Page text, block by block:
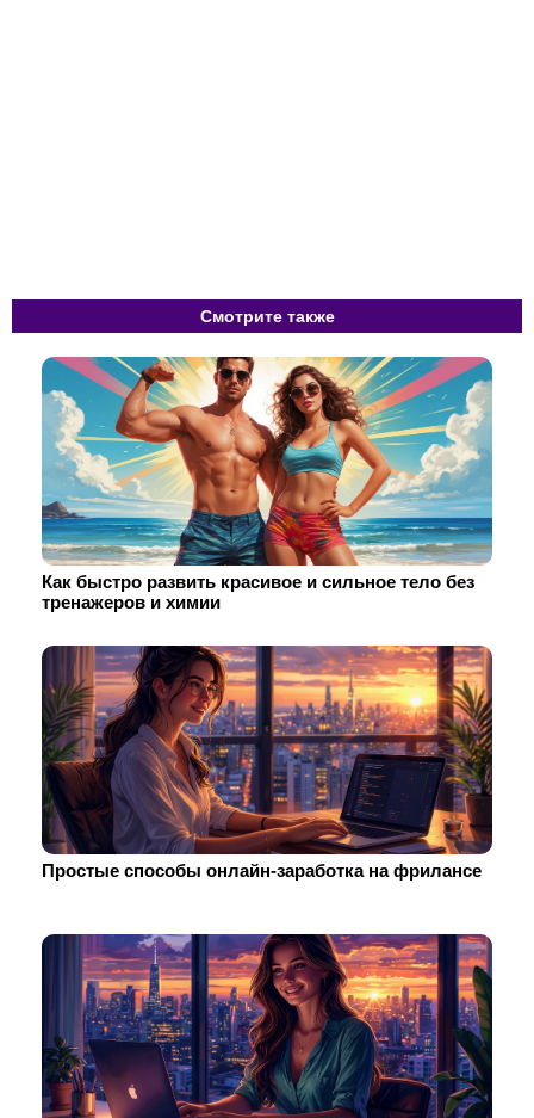
Смотрите также
Как быстро развить красивое и сильное тело без
тренажеров и химии
Простые способы онлайн-заработка на фрилансе